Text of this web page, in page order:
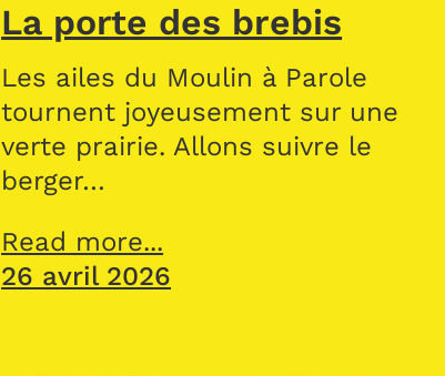
La porte des brebis
Les ailes du Moulin à Parole
tournent joyeusement sur une
verte prairie. Allons suivre le
berger…
Read more...
26 avril 2026